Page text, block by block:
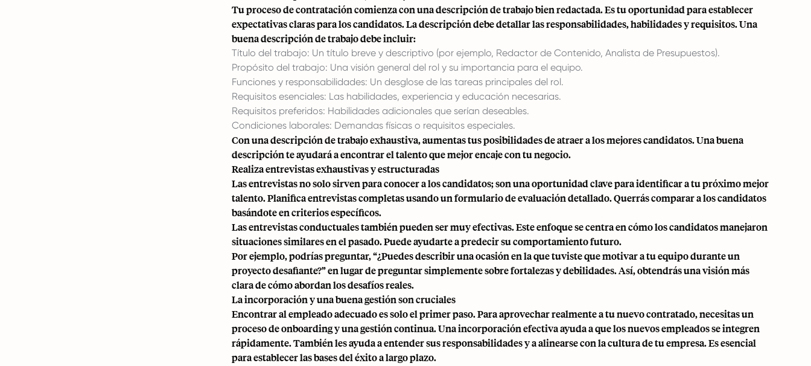
Tu proceso de contratación comienza con una descripción de trabajo bien redactada. Es tu oportunidad para establecer
expectativas claras para los candidatos. La descripción debe detallar las responsabilidades, habilidades y requisitos. Una
buena descripción de trabajo debe incluir:
Título del trabajo: Un título breve y descriptivo (por ejemplo, Redactor de Contenido, Analista de Presupuestos).
Propósito del trabajo: Una visión general del rol y su importancia para el equipo.
Funciones y responsabilidades: Un desglose de las tareas principales del rol.
Requisitos esenciales: Las habilidades, experiencia y educación necesarias.
Requisitos preferidos: Habilidades adicionales que serían deseables.
Condiciones laborales: Demandas físicas o requisitos especiales.
Con una descripción de trabajo exhaustiva, aumentas tus posibilidades de atraer a los mejores candidatos. Una buena
descripción te ayudará a encontrar el talento que mejor encaje con tu negocio.
Realiza entrevistas exhaustivas y estructuradas
Las entrevistas no solo sirven para conocer a los candidatos; son una oportunidad clave para identificar a tu próximo mejor
talento. Planifica entrevistas completas usando un formulario de evaluación detallado. Querrás comparar a los candidatos
basándote en criterios específicos.
Las entrevistas conductuales también pueden ser muy efectivas. Este enfoque se centra en cómo los candidatos manejaron
situaciones similares en el pasado. Puede ayudarte a predecir su comportamiento futuro.
Por ejemplo, podrías preguntar, “¿Puedes describir una ocasión en la que tuviste que motivar a tu equipo durante un
proyecto desafiante?” en lugar de preguntar simplemente sobre fortalezas y debilidades. Así, obtendrás una visión más
clara de cómo abordan los desafíos reales.
La incorporación y una buena gestión son cruciales
Encontrar al empleado adecuado es solo el primer paso. Para aprovechar realmente a tu nuevo contratado, necesitas un
proceso de onboarding y una gestión continua. Una incorporación efectiva ayuda a que los nuevos empleados se integren
rápidamente. También les ayuda a entender sus responsabilidades y a alinearse con la cultura de tu empresa. Es esencial
para establecer las bases del éxito a largo plazo.